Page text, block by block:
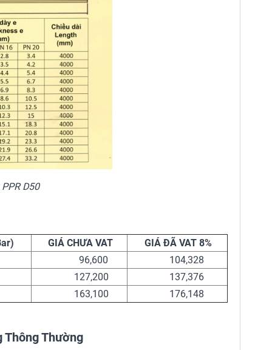
D50
GIÁ CHƯA VAT GIÁ ĐÃ VAT 8%
96,600
104,328
127,200
137,376
163,100
176,148
Thông Thường